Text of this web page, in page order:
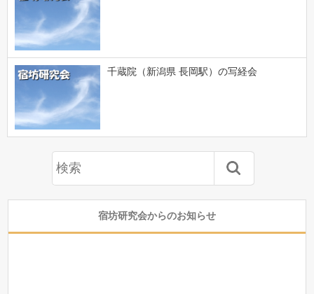
千蔵院（新潟県 長岡駅）の写経会
宿坊研究会からのお知らせ